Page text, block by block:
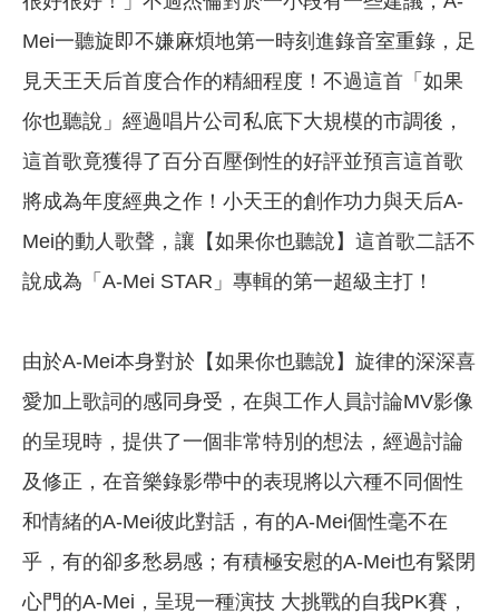
Mei一聽旋即不嫌麻煩地第一時刻進錄音室重錄，足
見天王天后首度合作的精細程度！不過這首「如果
你也聽說」經過唱片公司私底下大規模的市調後，
這首歌竟獲得了百分百壓倒性的好評並預言這首歌
將成為年度經典之作！小天王的創作功力與天后A-
Mei的動人歌聲，讓【如果你也聽說】這首歌二話不
說成為「A-Mei STAR」專輯的第一超級主打！
由於A-Mei本身對於【如果你也聽說】旋律的深深喜
愛加上歌詞的感同身受，在與工作人員討論MV影像
的呈現時，提供了一個非常特別的想法，經過討論
及修正，在音樂錄影帶中的表現將以六種不同個性
和情緒的A-Mei彼此對話，有的A-Mei個性毫不在
乎，有的卻多愁易感；有積極安慰的A-Mei也有緊閉
心門的A-Mei，呈現一種演技 大挑戰的自我PK賽，